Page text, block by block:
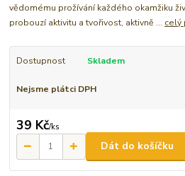
vědomému prožívání každého okamžiku
probouzí aktivitu a tvořivost, aktivně ... celý
Dostupnost Skladem
Nejsme plátci DPH
39 Kč/ks
Dát do košíčku